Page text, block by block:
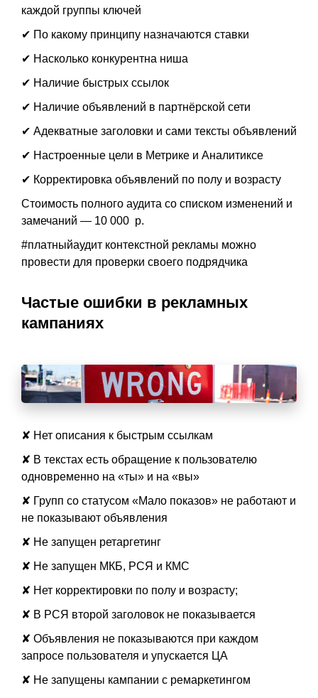
каждой группы ключей
✔ По какому принципу назначаются ставки
✔ Насколько конкурентна ниша
✔ Наличие быстрых ссылок
✔ Наличие объявлений в партнёрской сети
✔ Адекватные заголовки и сами тексты объявлений
✔ Настроенные цели в Метрике и Аналитиксе
✔ Корректировка объявлений по полу и возрасту
Стоимость полного аудита со списком изменений и
замечаний — 10 000 р.
#платныйаудит контекстной рекламы можно
провести для проверки своего подрядчика
Частые ошибки в рекламных
кампаниях
✘ Нет описания к быстрым ссылкам
✘ В текстах есть обращение к пользователю
одновременно на «ты» и на «вы»
✘ Групп со статусом «Мало показов» не работают и
не показывают объявления
✘ Не запущен ретаргетинг
✘ Не запущен МКБ, РСЯ и КМС
✘ Нет корректировки по полу и возрасту;
✘ В РСЯ второй заголовок не показывается
✘ Объявления не показываются при каждом
запросе пользователя и упускается ЦА
✘ Не запущены кампании с ремаркетингом